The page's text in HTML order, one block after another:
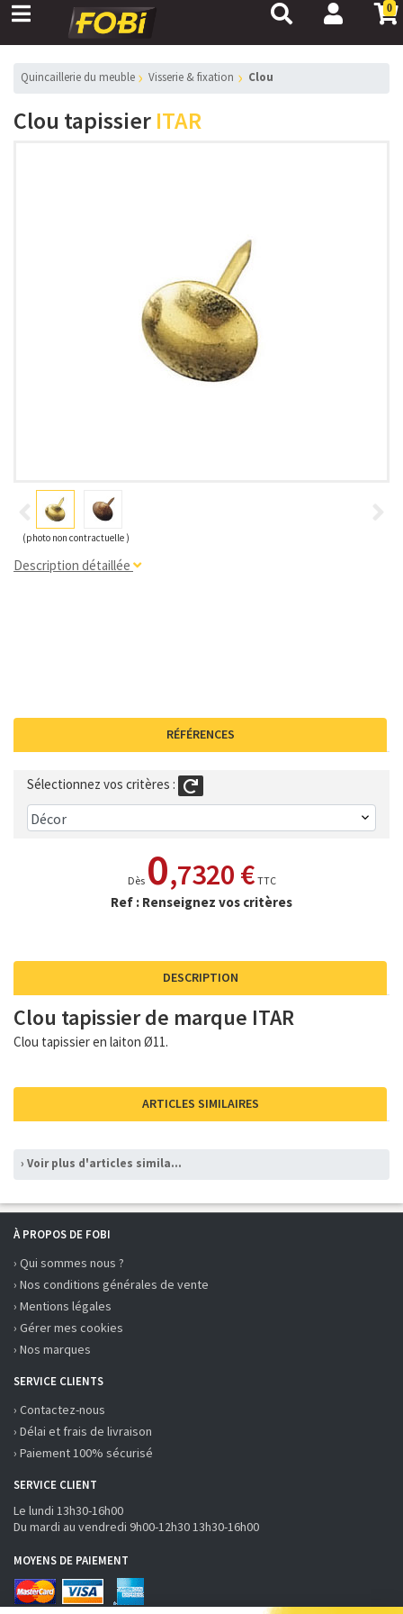
0
Quincaillerie du meuble Visserie & fixation Clou
Clou tapissier ITAR
Description détaillée
(photo non contractuelle )
RÉFÉRENCES
Sélectionnez vos critères :
Dès 0,7320 € TTC
Ref : Renseignez vos critères
DESCRIPTION
Clou tapissier de marque ITAR
Clou tapissier en laiton Ø11.
ARTICLES SIMILAIRES
› Voir plus d'articles similaires
À PROPOS DE FOBI
› Qui sommes nous ?
› Nos conditions générales de vente
› Mentions légales
› Gérer mes cookies
› Nos marques
SERVICE CLIENTS
› Contactez-nous
› Délai et frais de livraison
› Paiement 100% sécurisé
SERVICE CLIENT
Le lundi 13h30-16h00
Du mardi au vendredi 9h00-12h30 13h30-16h00
MOYENS DE PAIEMENT